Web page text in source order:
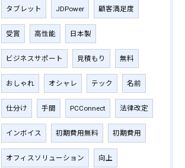
タブレット JDPower 顧客満足度
受賞 高性能 日本製
ビジネスサポート 見積もり 無料
おしゃれ オシャレ テック 名前
仕分け 手間 PCConnect 法律改定
インボイス 初期費用無料 初期費用
オフィスソリューション 向上